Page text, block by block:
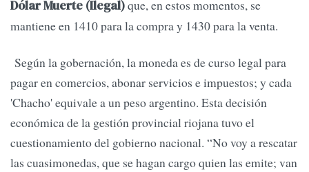
Dólar Muerte (Ilegal)que, en estos momentos, se
mantiene en 1410 para la compra y 1430 para la venta.
Según la gobernación, la moneda es de curso legal para
pagar en comercios, abonar servicios e impuestos; y cada
'Chacho' equivale a un peso argentino. Esta decisión
económica de la gestión provincial riojana tuvo el
cuestionamiento del gobierno nacional. “No voy a rescatar
las cuasimonedas, que se hagan cargo quien las emite; van